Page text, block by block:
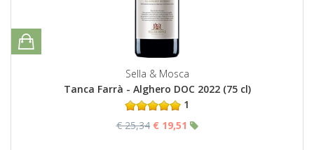
Sella & Mosca
Tanca Farrà - Alghero DOC 2022 (75 cl)
1
€ 25,34 € 19,51